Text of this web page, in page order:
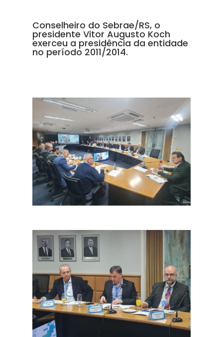
Conselheiro do Sebrae/RS, o
presidente Vitor Augusto Koch
exerceu a presidência da entidade
no período 2011/2014.